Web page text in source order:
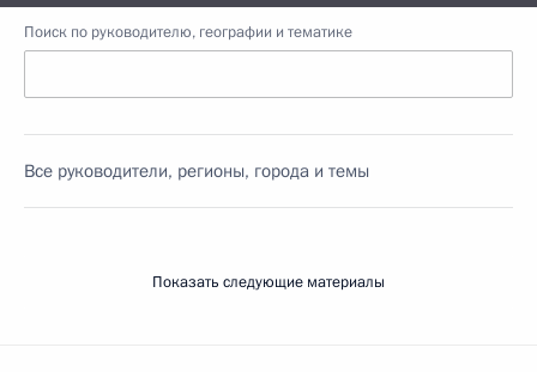
Поиск по руководителю, географии и тематике
Все руководители, регионы, города и темы
Показать следующие материалы